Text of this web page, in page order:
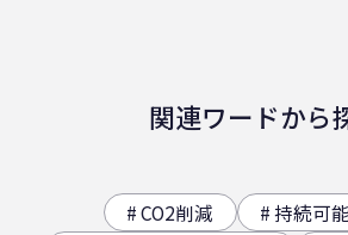
関連ワードから
CO2削減
持続可